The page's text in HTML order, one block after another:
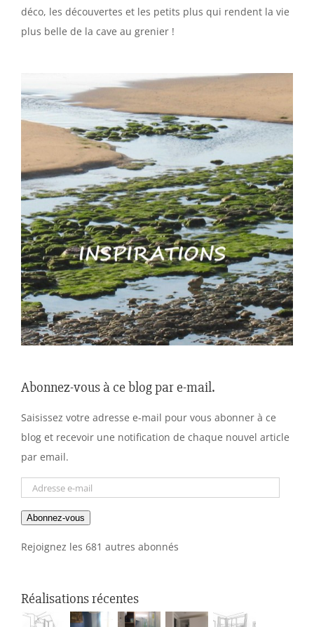
déco, les découvertes et les petits plus qui rendent la vie
plus belle de la cave au grenier !
Abonnez-vous à ce blog par e-mail.
Saisissez votre adresse e-mail pour vous abonner à ce
blog et recevoir une notification de chaque nouvel article
par email.
Adresse
mail
Abonnez-vous
Rejoignez les 681 autres abonnés
Réalisations récentes